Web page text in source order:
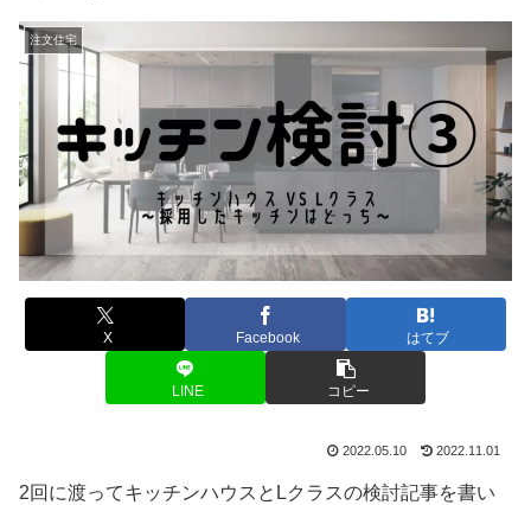
注文住宅
X Facebook はてブ
LINE コピー
2022.05.10 2022.11.01
2回に渡ってキッチンハウスとLクラスの検討記事を書い